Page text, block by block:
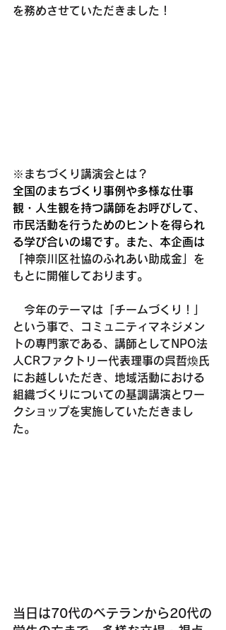
を務めさせていただきました！
※まちづくり講演会とは？
全国のまちづくり事例や多様な仕事
観・人生観を持つ講師をお呼びして、
市民活動を行うためのヒントを得られ
る学び合いの場です。また、本企画は
神奈川区社協のふれあい助成金」を
もとに開催しております。
今年のテーマは「チームづくり！」
という事で、コミュニティマネジメン
トの専門家である、講師としてNPO法
人CRファクトリー代表理事の呉哲煥氏
にお越しいただき、地域活動における
組織づくりについての基調講演とワー
クショップを実施していただきまし
た。
当日は70代のベテランから20代の